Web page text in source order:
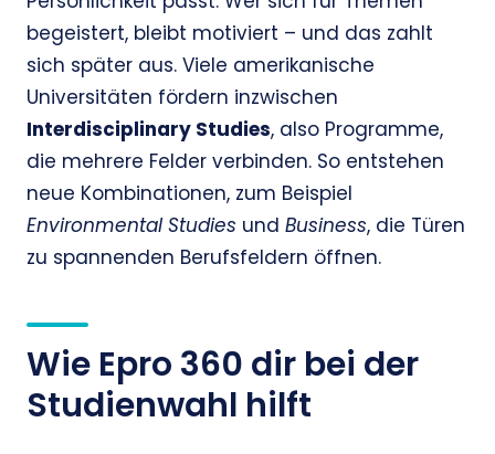
begeistert, bleibt motiviert – und das zahlt
sich später aus. Viele amerikanische
Universitäten fördern inzwischen
Interdisciplinary Studies, also Programme,
die mehrere Felder verbinden. So entstehen
neue Kombinationen, zum Beispiel
Environmental Studies und Business, die Türen
zu spannenden Berufsfeldern öffnen.
Wie Epro 360 dir bei der
Studienwahl hilft